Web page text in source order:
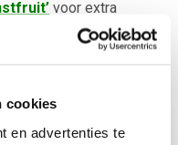
cookies
en advertenties te
voor extra